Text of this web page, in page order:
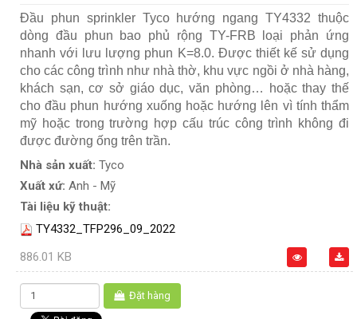
Đầu phun sprinkler Tyco hướng ngang TY4332 thuộc
dòng đầu phun bao phủ rộng TY-FRB loại phản ứng
nhanh với lưu lượng phun K=8.0. Được thiết kế sử dụng
cho các công trình như nhà thờ, khu vực ngồi ở nhà hàng,
khách sạn, cơ sở giáo dục, văn phòng… hoặc thay thế
cho đầu phun hướng xuống hoặc hướng lên vì tính thẩm
mỹ hoặc trong trường hợp cấu trúc công trình không đi
được đường ống trên trần.
Nhà sản xuất: Tyco
Xuất xứ: Anh - Mỹ
Tài liệu kỹ thuật:
TY4332_TFP296_09_2022
886.01 KB
Đặt hàng